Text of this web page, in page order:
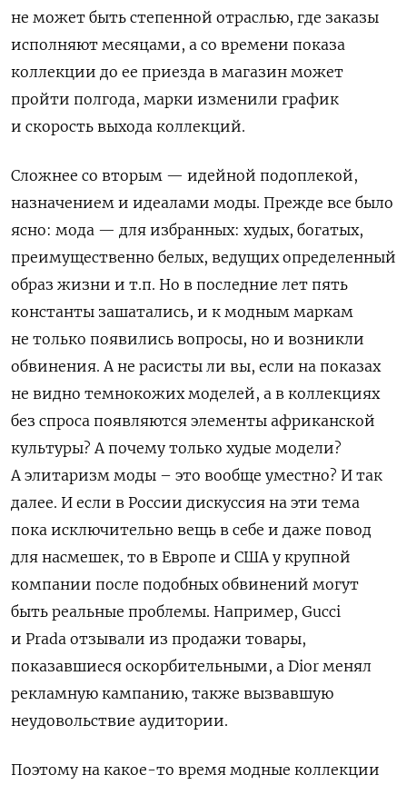
не может быть степенной отраслью, где заказы
исполняют месяцами, а со времени показа
коллекции до ее приезда в магазин может
пройти полгода, марки изменили график
и скорость выхода коллекций.
Сложнее со вторым — идейной подоплекой,
назначением и идеалами моды. Прежде все было
ясно: мода — для избранных: худых, богатых,
преимущественно белых, ведущих определенный
образ жизни и т.п. Но в последние лет пять
константы зашатались, и к модным маркам
не только появились вопросы, но и возникли
обвинения. А не расисты ли вы, если на показах
не видно темнокожих моделей, а в коллекциях
без спроса появляются элементы африканской
культуры? А почему только худые модели?
А элитаризм моды – это вообще уместно? И так
далее. И если в России дискуссия на эти тема
пока исключительно вещь в себе и даже повод
для насмешек, то в Европе и США у крупной
компании после подобных обвинений могут
быть реальные проблемы. Например, Gucci
и Prada отзывали из продажи товары,
показавшиеся оскорбительными, а Dior менял
рекламную кампанию, также вызвавшую
неудовольствие аудитории.
Поэтому на какое-то время модные коллекции